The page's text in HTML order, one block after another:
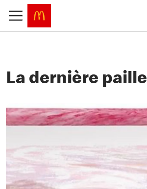
La dernière paille